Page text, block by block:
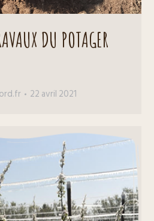
DU POTAGER
22 avril 2021